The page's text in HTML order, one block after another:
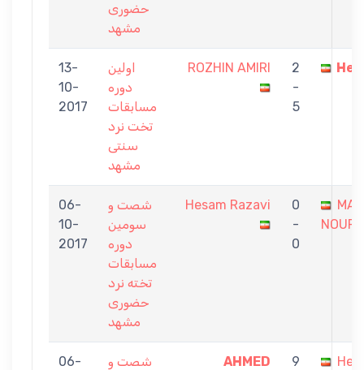
حضوری
مشهد
13-
10-
2017
اولین
دوره
مسابقات
تخت نرد
سنتی
مشهد
ROZHIN AMIRI
2
-
5
06-
10-
2017
شصت و
سومین
دوره
مسابقات
تخته نرد
حضوری
مشهد
Hesam Razavi
0
-
0
06-
شصت و
AHMED
9